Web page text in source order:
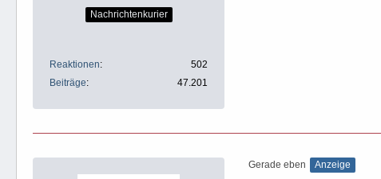
Nachrichtenkurier
Reaktionen
502
Beiträge
47.201
Gerade eben Anzeige